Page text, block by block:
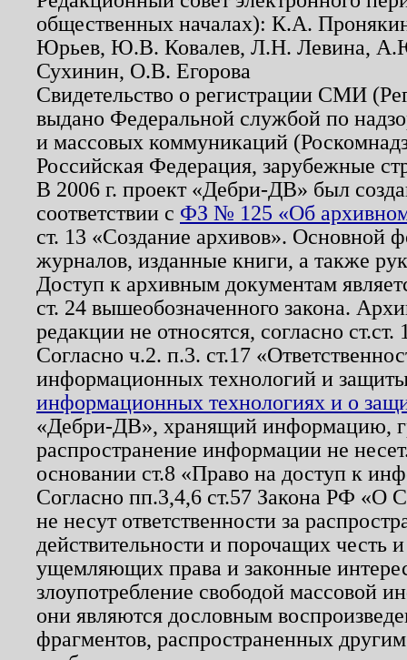
общественных началах): К.А.
Юрьев, Ю.В. Ковалев, Л.Н. Левина,
Сухинин, О.В. Егорова
Свидетельство о регистрации СМИ
выдано Федеральной службой по
и массовых коммуникаций
Российская Федерация, зарубежные
В 2006 г. проект «Дебри-ДВ» был
соответствии с ФЗ № 125 «Об
ст. 13 «Создание архивов». Основной
журналов, изданные книги, а также
Доступ к архивным документам
ст. 24 вышеобозначенного закона.
редакции не относятся, согласно
Согласно ч.2. п.3. ст.17
информационных технологий и
информационных технологиях и о
«Дебри-ДВ», хранящий информацию,
распространение информации не
основании ст.8 «Право на доступ к
Согласно пп.3,4,6 ст.57 Закона РФ «О
не несут ответственности за
действительности и порочащих честь
ущемляющих права и законные
злоупотребление свободой массовой
они являются дословным
фрагментов, распространенных